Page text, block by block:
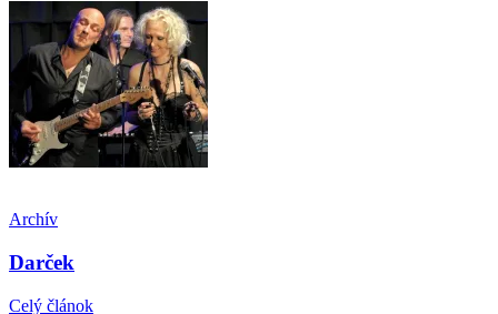
Archív
Darček
Celý článok